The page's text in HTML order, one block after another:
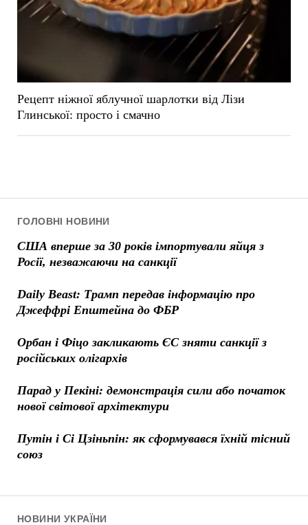
ГОЛОВНІ НОВИНИ
США вперше за 30 років імпортували яйця з
Росії, незважаючи на санкції
Daily Beast: Трамп передав інформацію про
Джеффрі Епштейна до ФБР
Орбан і Фіцо закликають ЄС зняти санкції з
російських олігархів
Парад у Пекіні: демонстрація сили або початок
нової світової архітектури
Путін і Сі Цзіньпін: як сформувався їхній тісний
союз
Рецепт ніжної яблучної шарлотки від Лізи
Глинської: просто і смачно
НОВИНИ УКРАЇНИ